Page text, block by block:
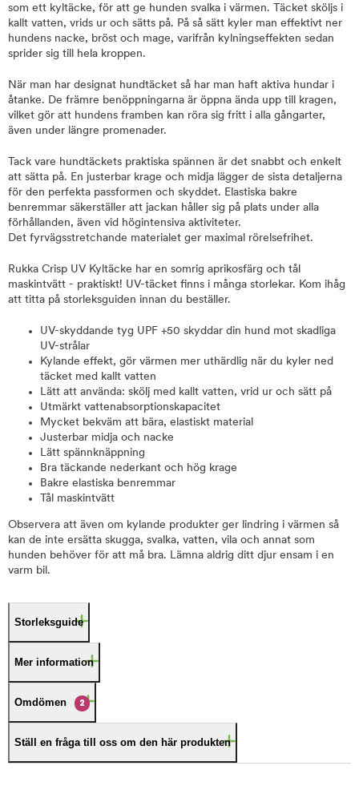
som ett kyltäcke, för att ge hunden svalka i värmen. Täcket sköljs i
kallt vatten, vrids ur och sätts på. På så sätt kyler man effektivt ner
hundens nacke, bröst och mage, varifrån kylningseffekten sedan
sprider sig till hela kroppen.
När man har designat hundtäcket så har man haft aktiva hundar i
åtanke. De främre benöppningarna är öppna ända upp till kragen,
vilket gör att hundens framben kan röra sig fritt i alla gångarter,
även under längre promenader.
Tack vare hundtäckets praktiska spännen är det snabbt och enkelt
att sätta på. En justerbar krage och midja lägger de sista detaljerna
för den perfekta passformen och skyddet. Elastiska bakre
benremmar säkerställer att jackan håller sig på plats under alla
förhållanden, även vid högintensiva aktiviteter.
Det fyrvägsstretchande materialet ger maximal rörelsefrihet.
Rukka Crisp UV Kyltäcke har en somrig aprikosfärg och tål
maskintvätt - praktiskt! UV-täcket finns i många storlekar. Kom ihåg
att titta på storleksguiden innan du beställer.
UV-skyddande tyg UPF +50 skyddar din hund mot skadliga
UV-strålar
Kylande effekt, gör värmen mer uthärdlig när du kyler ned
täcket med kallt vatten
Lätt att använda: skölj med kallt vatten, vrid ur och sätt på
Utmärkt vattenabsorptionskapacitet
Mycket bekväm att bära, elastiskt material
Justerbar midja och nacke
Lätt spännknäppning
Bra täckande nederkant och hög krage
Bakre elastiska benremmar
Tål maskintvätt
Observera att även om kylande produkter ger lindring i värmen så
kan de inte ersätta skugga, svalka, vatten, vila och annat som
hunden behöver för att må bra. Lämna aldrig ditt djur ensam i en
varm bil.
Storleksguide
Mer information
Omdömen 2
Ställ en fråga till oss om den här produkten